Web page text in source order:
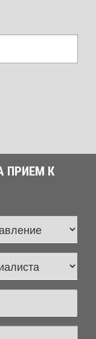
ПРИЕМ К